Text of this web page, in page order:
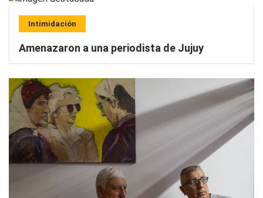
Intimidación
Amenazaron a una periodista de Jujuy